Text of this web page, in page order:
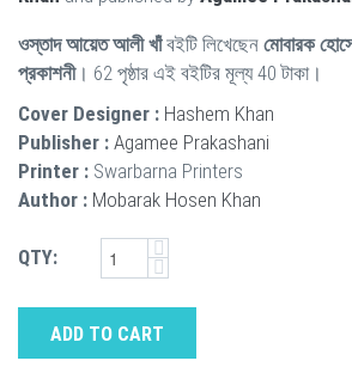
ওস্তাদ আয়েত আলী খাঁবইটি লিখেছেন মোবারক
প্রকাশনী। 62 পৃষ্ঠার এই বইটির মূল্য 40 টাকা।
Cover Designer : Hashem Khan
Publisher : Agamee Prakashani
Printer : Swarbarna Printers
Author : Mobarak Hosen Khan
QTY:
ADD TO CART